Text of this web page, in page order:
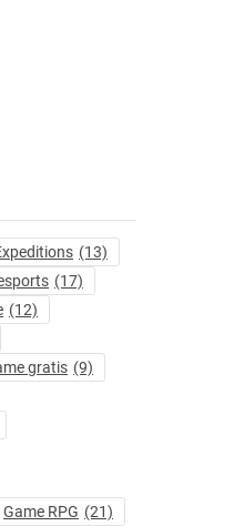
(13)
(17)
(12)
gratis (9)
Game RPG (21)